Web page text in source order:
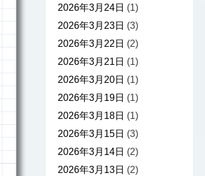
2026年3月24日 (1)
2026年3月23日 (3)
2026年3月22日 (2)
2026年3月21日 (1)
2026年3月20日 (1)
2026年3月19日 (1)
2026年3月18日 (1)
2026年3月15日 (3)
2026年3月14日 (2)
2026年3月13日 (2)